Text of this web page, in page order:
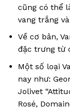
cũng có thể
vang trắng
Về cơ bản,
đặc trưng từ
Một số loại
nay như:
Jolivet
Rosé,